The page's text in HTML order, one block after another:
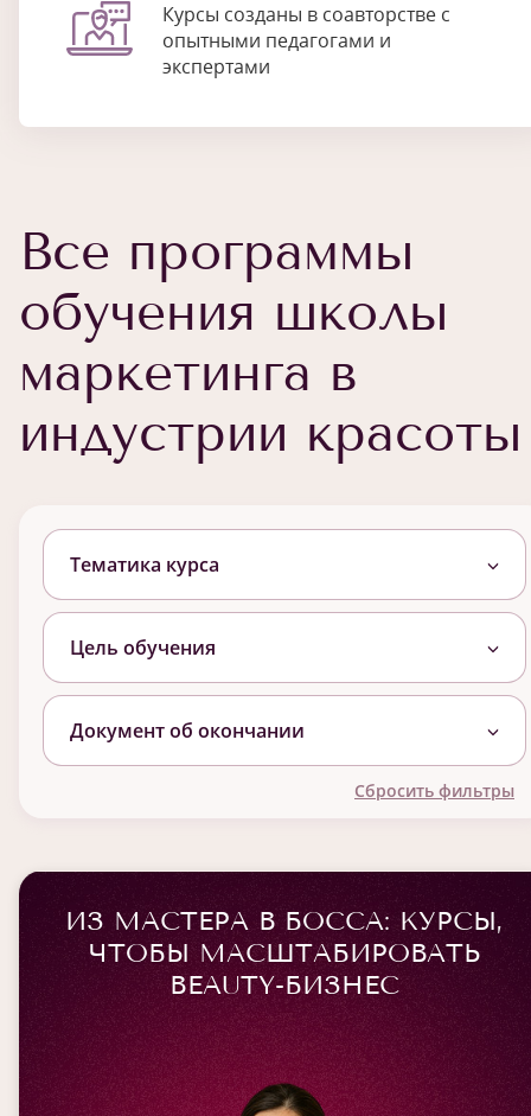
Курсы созданы в соавторстве с
опытными педагогами и
экспертами
Все программы
обучения школы
маркетинга в
индустрии красоты
Тематика курса
Цель обучения
Документ об окончании
Сбросить фильтры
ИЗ МАСТЕРА В БОССА: КУРСЫ,
ЧТОБЫ МАСШТАБИРОВАТЬ
BEAUTY-БИЗНЕС